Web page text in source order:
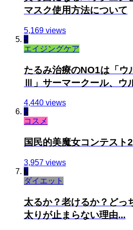
マスク使用方法について
5,169 views
5
エイジングケア
たるみ治療のNO1は「ウ
Ⅲ」サーマークール、ウ
4,440 views
6
コスメ
国民的美魔女コンテスト
3,957 views
7
ダイエット
太るか？老けるか？どっ
太りが止まらない理由...